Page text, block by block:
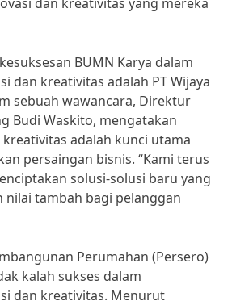
BUMN Karya dalam
dan kreativitas adalah PT Wijaya
sebuah wawancara, Direktur
Budi Waskito, mengatakan
adalah kunci utama
persaingan bisnis. “Kami terus
solusi-solusi baru yang
nilai tambah bagi pelanggan
Perumahan (Persero)
kalah sukses dalam
dan kreativitas. Menurut